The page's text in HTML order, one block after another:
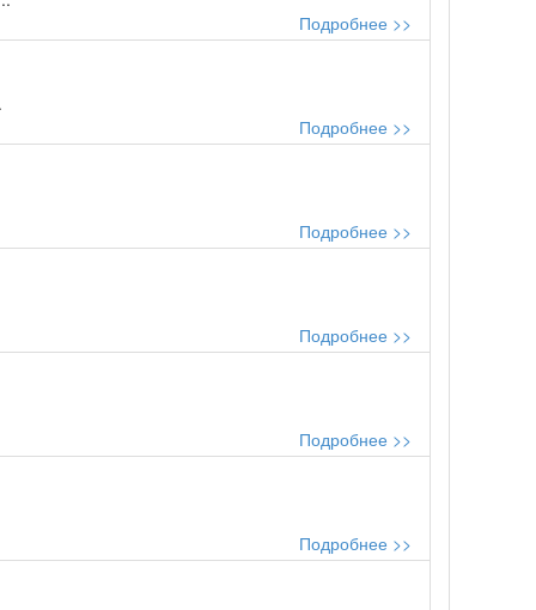
Подробнее >>
Подробнее >>
Подробнее >>
Подробнее >>
Подробнее >>
Подробнее >>